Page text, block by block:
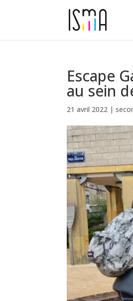
Escape
au sein
21 avril 2022 |